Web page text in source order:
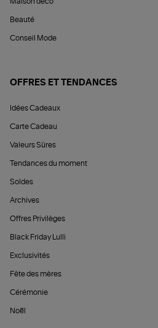
Beauté
Conseil Mode
OFFRES ET TENDANCES
Idées Cadeaux
Carte Cadeau
Valeurs Sûres
Tendances du moment
Soldes
Archives
Offres Privilèges
Black Friday Lulli
Exclusivités
Fête des mères
Cérémonie
Noël